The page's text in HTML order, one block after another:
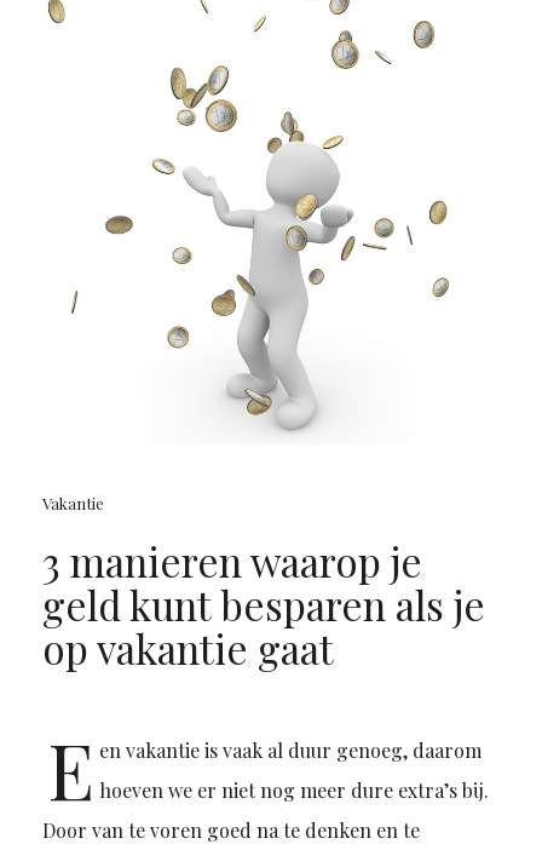
Vakantie
3 manieren waarop je
geld kunt besparen als je
op vakantie gaat
E en vakantie is vaak al duur genoeg, daarom
hoeven we er niet nog meer dure extra’s bij.
Door van te voren goed na te denken en te